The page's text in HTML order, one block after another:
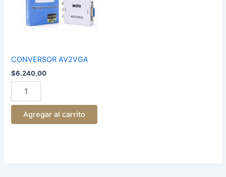
CONVERSOR AV2VGA
$6.240,00
Agregar al carrito